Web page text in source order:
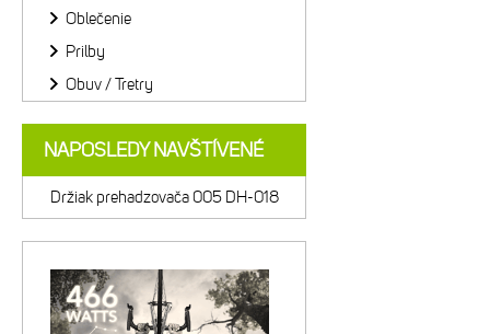
Oblečenie
Prilby
Obuv / Tretry
NAPOSLEDY NAVŠTÍVENÉ
Držiak prehadzovača 005 DH-018